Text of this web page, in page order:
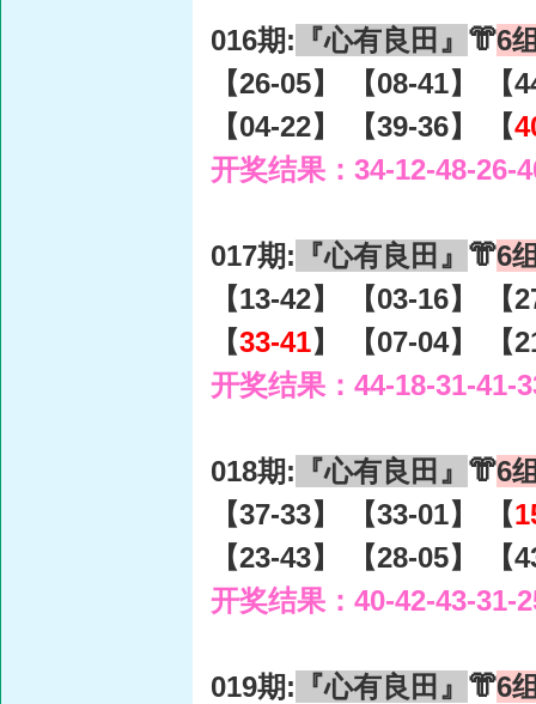
016期: 『心有良田』 👘6
【26-05】 【08-41】 【
【04-22】 【39-36】 【
开奖结果：34-12-48-26-
017期: 『心有良田』 👘6
【13-42】 【03-16】 【
【33-41】 【07-04】 【
开奖结果：44-18-31-41-
018期: 『心有良田』 👘6
【37-33】 【33-01】 【
【23-43】 【28-05】 【
开奖结果：40-42-43-31-
019期: 『心有良田』 👘6